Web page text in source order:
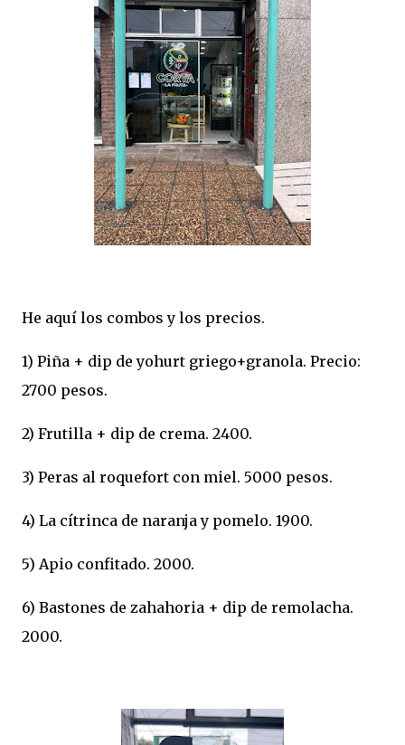
He aquí los combos y los precios.
1) Piña + dip de yohurt griego+granola. Precio:
2700 pesos.
2) Frutilla + dip de crema. 2400.
3) Peras al roquefort con miel. 5000 pesos.
4) La cítrinca de naranja y pomelo. 1900.
5) Apio confitado. 2000.
6) Bastones de zahahoria + dip de remolacha.
2000.